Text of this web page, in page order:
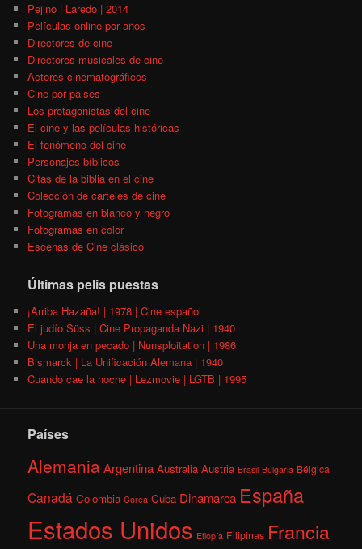
Pejino | Laredo | 2014
Películas online por años
Directores de cine
Directores musicales de cine
Actores cinematográficos
Cine por paises
Los protagonistas del cine
El cine y las películas históricas
El fenómeno del cine
Personajes bíblicos
Citas de la biblia en el cine
Colección de carteles de cine
Fotogramas en blanco y negro
Fotogramas en color
Escenas de Cine clásico
Últimas pelis puestas
¡Arriba Hazaña! | 1978 | Cine español
El judío Süss | Cine Propaganda Nazi | 1940
Una monja en pecado | Nunsploitation | 1986
Bismarck | La Unificación Alemana | 1940
Cuando cae la noche | Lezmovie | LGTB | 1995
Países
AlemaniaArgentina Australia Austria Brasil Bulgaria Bélgica
Canadá Colombia Corea Cuba Dinamarca España
Estados Unidos Etiopía Filipinas Francia